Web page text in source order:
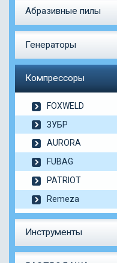
Абразивные пилы
Генераторы
Компрессоры
FOXWELD
ЗУБР
AURORA
FUBAG
PATRIOT
Remeza
Инструменты